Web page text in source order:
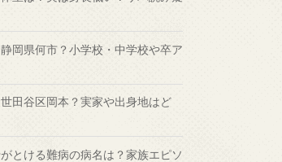
岡県何市？小学校・中学校や卒ア
田谷区岡本？実家や出身地はど
とける難病の病名は？家族エピソ